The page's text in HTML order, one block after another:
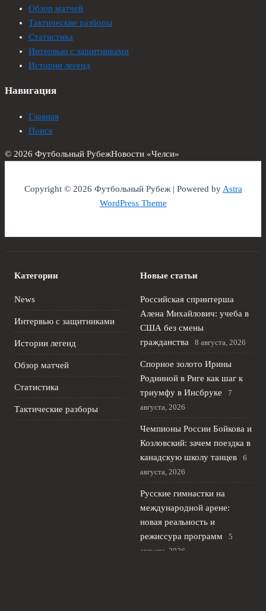
Обзор матчей
Тактические разборы
Статистика
Интервью с защитниками
Истории легенд
Навигация
Главная
Поиск
© 2026 Футбольный РубежНовости «Челси»
Copyright © 2026 Футбольный Рубеж | Powered byAstra
WordPress Theme
Категории
News
Интервью с защитниками
Истории легенд
Обзор матчей
Статистика
Тактические разборы
Новые статьи
Российская спринтерша
Алена Михайлович: учеба в
США без смены
гражданства
8 августа, 2026
Спорное золото Ирины
Родниной в Риге как шаг к
триумфу в Инсбруке
7
августа, 2026
Чемпионы России Бойкова и
Козловский: зачем поездка в
канадскую школу танцев
6
августа, 2026
Русские гимнастки на
международной арене:
новая реальность и
режиссура программ
5
августа, 2026